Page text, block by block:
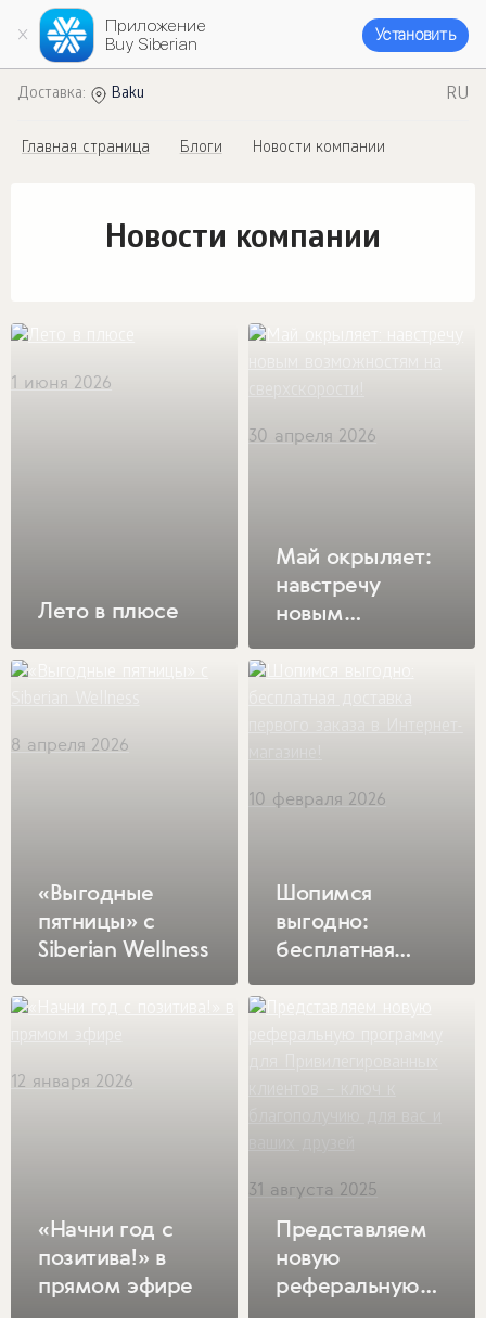
Приложение
Buy Siberian
Установить
Доставка: Baku RU
Главная страница Блоги Новости компании
Новости компании
Лето в плюсе
1 июня 2026
Май окрыляет:
навстречу
новым
30 апреля 2026
«Выгодные
пятницы» с
Siberian Wellness
8 апреля 2026
Шопимся
выгодно:
бесплатная
10 февраля 2026
«Начни год с
позитива!» в
прямом эфире
12 января 2026
Представляем
новую
реферальную
31 августа 2025